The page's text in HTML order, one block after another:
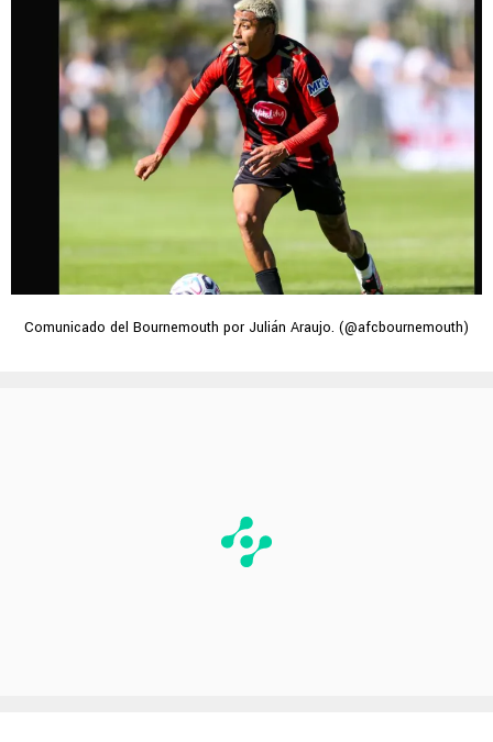
Comunicado del Bournemouth por Julián Araujo. (@afcbournemouth)